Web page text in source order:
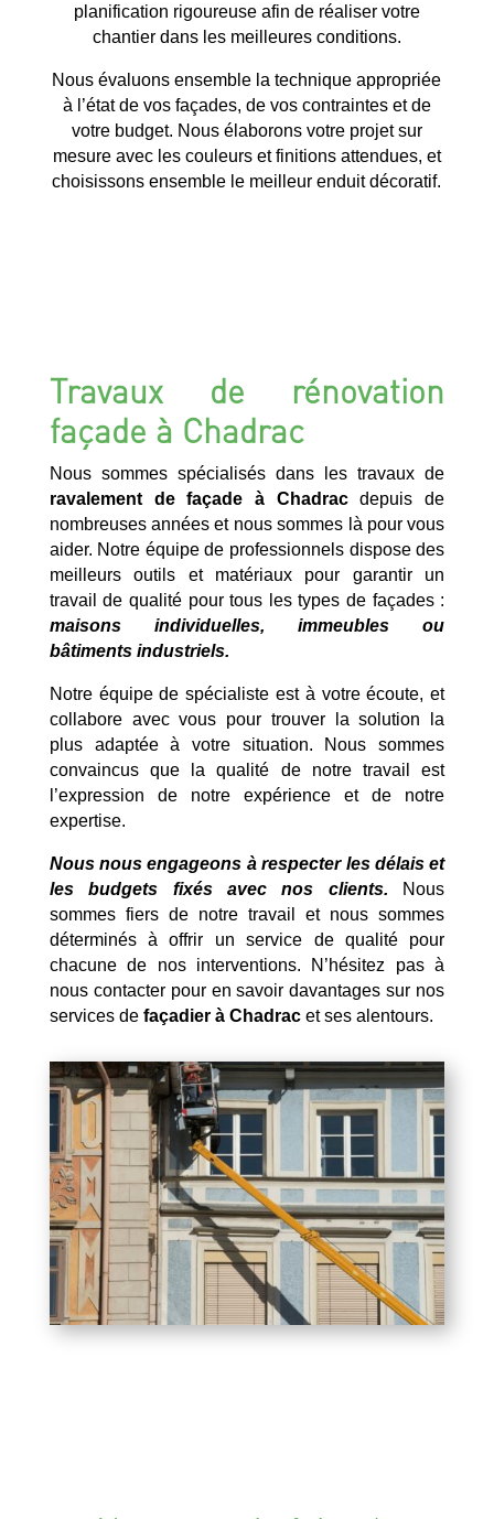
planification rigoureuse afin de réaliser votre
chantier dans les meilleures conditions.
Nous évaluons ensemble la technique appropriée
à l’état de vos façades, de vos contraintes et de
votre budget. Nous élaborons votre projet sur
mesure avec les couleurs et finitions attendues, et
choisissons ensemble le meilleur enduit décoratif.
Travaux de rénovation
façade à Chadrac
Nous sommes spécialisés dans les travaux de
ravalement de façade à Chadracdepuis de
nombreuses années et nous sommes là pour vous
aider. Notre équipe de professionnels dispose des
meilleurs outils et matériaux pour garantir un
travail de qualité pour tous les types de façades :
maisons individuelles, immeubles ou
bâtiments industriels.
Notre équipe de spécialiste est à votre écoute, et
collabore avec vous pour trouver la solution la
plus adaptée à votre situation. Nous sommes
convaincus que la qualité de notre travail est
l’expression de notre expérience et de notre
expertise.
Nous nous engageons à respecter les délais et
les budgets fixés avec nos clients. Nous
sommes fiers de notre travail et nous sommes
déterminés à offrir un service de qualité pour
chacune de nos interventions. N’hésitez pas à
nous contacter pour en savoir davantages sur nos
services de façadier à Chadracet ses alentours.